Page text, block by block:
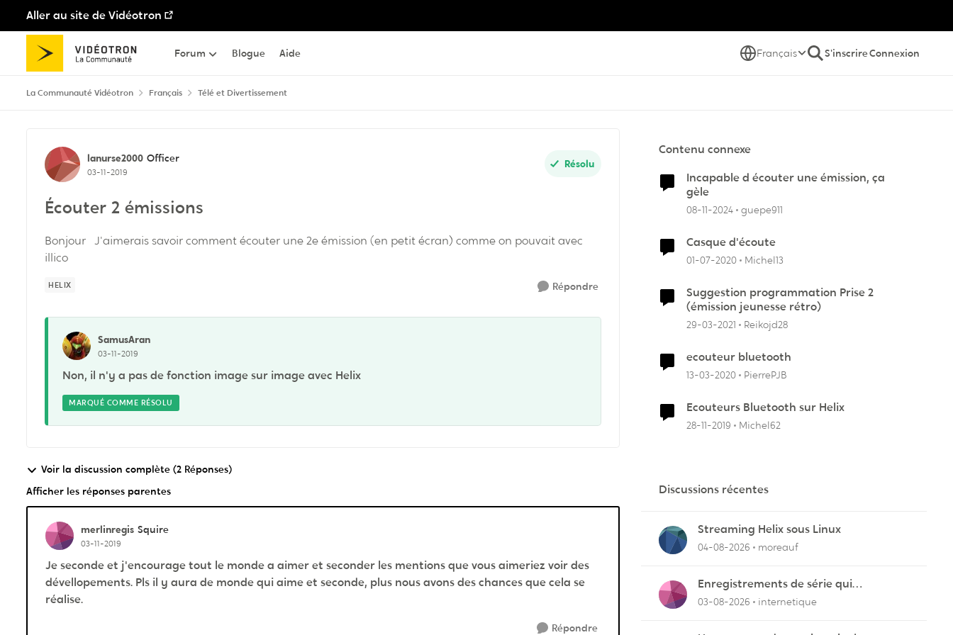
Aller au site de Vidéotron
Passer au contenu
Forum Blogue Aide Français S'inscrireConnexion
La Communauté Vidéotron Français Télé et Divertissement
Discussion de forum
lanurse2000 Officer
03-11-2019
Résolu
Écouter 2 émissions
Bonjour J'aimerais savoir comment écouter une 2e émission (en petit écran) comme on pouvait avec
illico
HELIX Répondre
SamusAran
03-11-2019
Non, il n'y a pas de fonction image sur image avec Helix
MARQUÉ COMME RÉSOLU
Voir la discussion complète (2 Réponses)
Afficher les réponses parentes
merlinregis Squire
03-11-2019
Je seconde et j'encourage tout le monde a aimer et seconder les mentions que vous aimeriez voir des
dévellopements. Pls il y aura de monde qui aime et seconde, plus nous avons des chances que cela se
réalise.
Répondre
Contenu connexe
Incapable d écouter une émission, ça
gèle
08-11-2024 guepe911
Casque d'écoute
01-07-2020 Michel13
Suggestion programmation Prise 2
(émission jeunesse rétro)
29-03-2021 Reikojd28
ecouteur bluetooth
13-03-2020 PierrePJB
Ecouteurs Bluetooth sur Helix
28-11-2019 Michel62
Discussions récentes
Streaming Helix sous Linux
04-08-2026 moreauf
Enregistrements de série qui
cafouillent
03-08-2026 internetique